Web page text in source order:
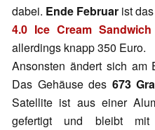
dabei. Ende Februar ist
4.0 Ice Cream Sandwich
allerdings knapp 350 Euro.
Ansonsten ändert sich am
Das Gehäuse des 673
Satellite ist aus einer
gefertigt und bleibt